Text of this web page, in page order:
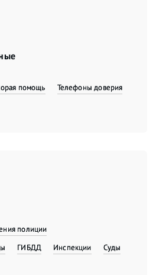
помощь
Телефоны доверия
полиции
ГИБДД Инспекции Суды